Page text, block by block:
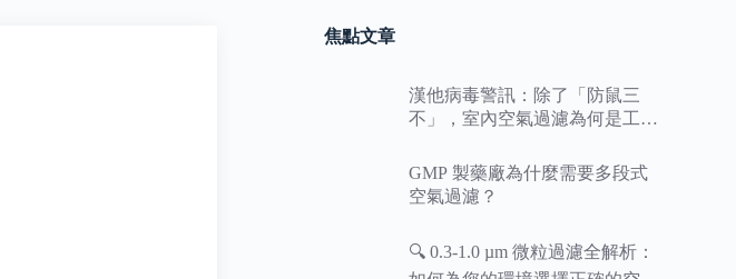
焦點文章
漢他病毒警訊：除了「防鼠三
不」，室內空氣過濾為何是工廠
GMP 製藥廠為什麼需要多段式
空氣過濾？
🔍 0.3-1.0 µm 微粒過濾全解析：